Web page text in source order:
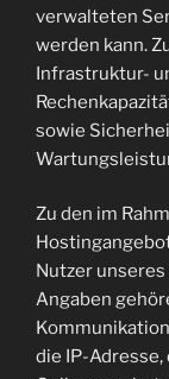
verwalteten
werden kann.
Infrastruktur-
sowie
Zu den im
Nutzer
Angaben
die IP-